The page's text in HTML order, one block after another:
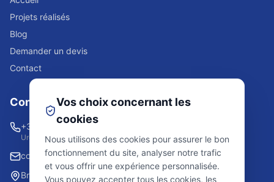
Projets réalisés
Blog
Demander un devis
Contact
Contact
+32 2 523 84 08
Urgence 24/7
contact@lrssolutions.be
Bruxelles et environs
Vos choix concernant les
cookies
Nous utilisons des cookies pour assurer le bon
fonctionnement du site, analyser notre trafic
et vous offrir une expérience personnalisée.
Vous pouvez accepter tous les cookies, les